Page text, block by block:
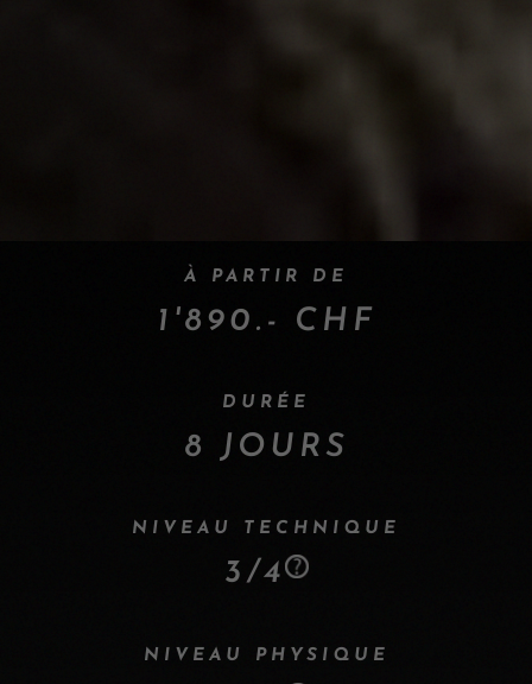
À PARTIR DE
1'890.- CHF
DURÉE
8 JOURS
NIVEAU TECHNIQUE
3/4
NIVEAU PHYSIQUE